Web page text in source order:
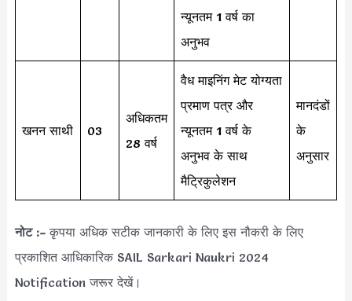
न्यूनतम 1 वर्ष का
अनुभव
खनन साथी 03
अधिकतम
28 वर्ष
वैध माइनिंग मेट योग्यता
प्रमाण पत्र और
न्यूनतम 1 वर्ष के
अनुभव के साथ
मैट्रिकुलेशन
मानदंडों
के
अनुसार
नोट :-कृपया अधिक सटीक जानकारी के लिए इस नौकरी के लिए
प्रकाशित आधिकारिक SAIL Sarkari Naukri 2024
Notification जरूर देखें।